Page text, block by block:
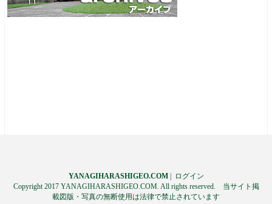
YANAGIHARASHIGEO.COM|
ログイン
Copyright 2017 YANAGIHARASHIGEO.COM. All rights reserved. 当サイト掲
載図版・写真の無断使用は法律で禁止されています